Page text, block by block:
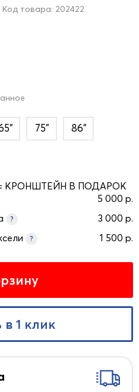
Код товара: 202422
75" 86"
= КРОНШТЕЙН В ПОДАРОК
5 000 р.
?
3 000 р.
? 1 500 р.
в 1 клик